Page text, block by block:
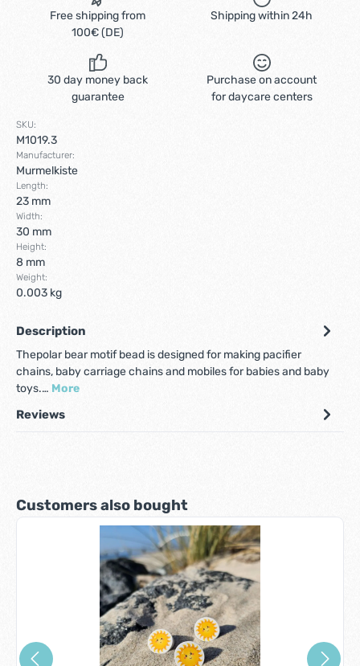
Free shipping from
100€ (DE)
Shipping within 24h
30 day money back
guarantee
Purchase on account
for daycare centers
SKU:
M1019.3
Manufacturer:
Murmelkiste
Length:
23 mm
Width:
30 mm
Height:
8 mm
Weight:
0.003 kg
Description
Thepolar bear motif bead is designed for making pacifier
chains, baby carriage chains and mobiles for babies and baby
toys.… More
Reviews
Skip product gallery
Customers also bought